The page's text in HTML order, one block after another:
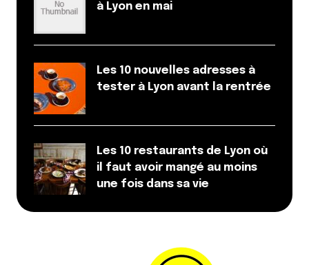
à Lyon en mai
Les 10 nouvelles adresses à
tester à Lyon avant la rentrée
Les 10 restaurants de Lyon où
il faut avoir mangé au moins
une fois dans sa vie